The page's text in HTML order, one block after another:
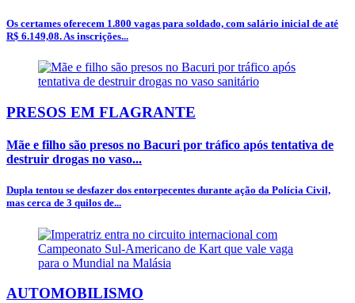
Os certames oferecem 1.800 vagas para soldado, com salário inicial de até
R$ 6.149,08. As inscrições...
PRESOS EM FLAGRANTE
Mãe e filho são presos no Bacuri por tráfico após tentativa de
destruir drogas no vaso...
Dupla tentou se desfazer dos entorpecentes durante ação da Polícia Civil,
mas cerca de 3 quilos de...
AUTOMOBILISMO